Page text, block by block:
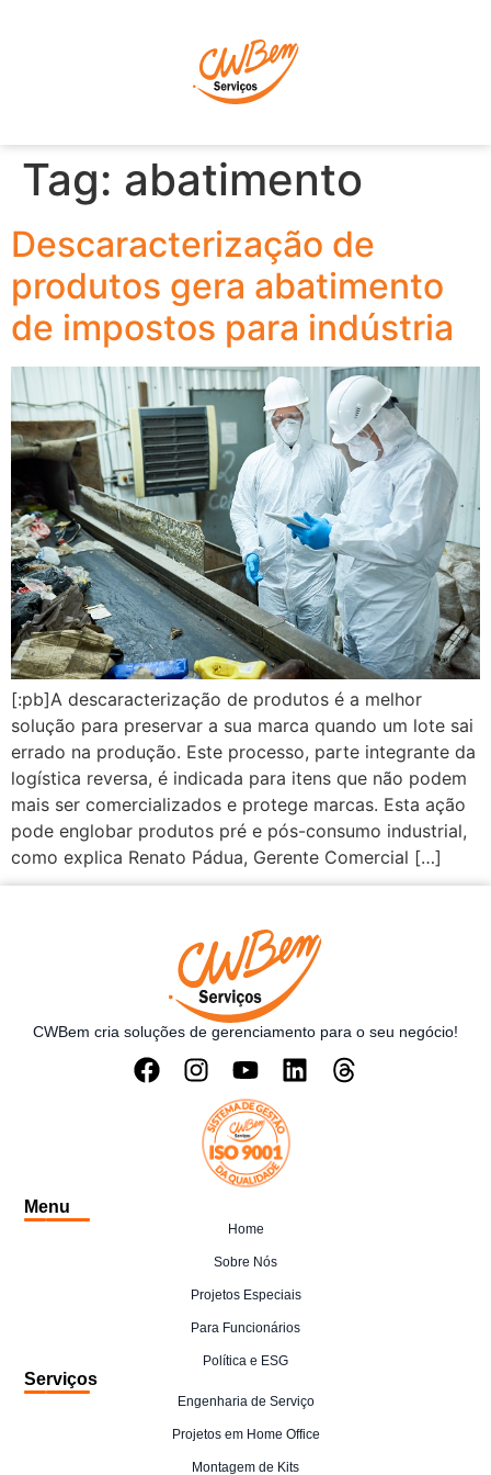
Tag: abatimento
Descaracterização de
produtos gera abatimento
de impostos para indústria
[:pb]A descaracterização de produtos é a melhor
solução para preservar a sua marca quando um lote sai
errado na produção. Este processo, parte integrante da
logística reversa, é indicada para itens que não podem
mais ser comercializados e protege marcas. Esta ação
pode englobar produtos pré e pós-consumo industrial,
como explica Renato Pádua, Gerente Comercial […]
CWBem cria soluções de gerenciamento para o seu negócio!
Menu
Home
Sobre Nós
Projetos Especiais
Para Funcionários
Política e ESG
Serviços
Engenharia de Serviço
Projetos em Home Office
Montagem de Kits